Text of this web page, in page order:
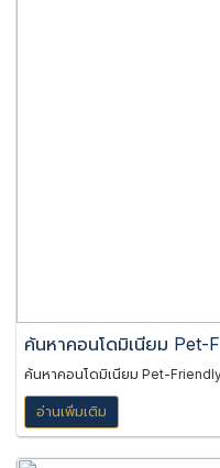
ค้นหาคอนโดมิเนียม Pet-
ค้นหาคอนโดมิเนียม Pet-
อ่านเพิ่มเติม